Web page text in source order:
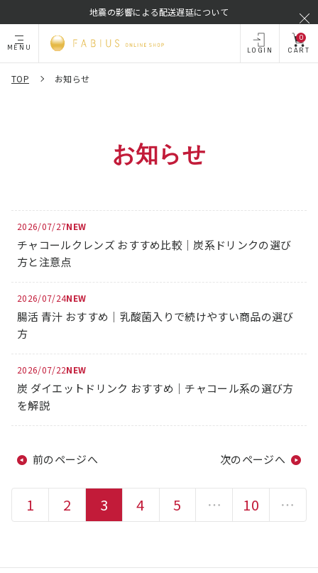
地震の影響による配送遅延について
MENU LOGIN
0
CART
TOP お知らせ
お知らせ
2026/07/27
チャコールクレンズ おすすめ比較｜炭系ドリンクの選び
方と注意点
2026/07/24
腸活 青汁 おすすめ｜乳酸菌入りで続けやすい商品の選び
方
2026/07/22
炭 ダイエットドリンク おすすめ｜チャコール系の選び方
を解説
前のページへ
1 2 3 4 5 … 10 …
次のページへ